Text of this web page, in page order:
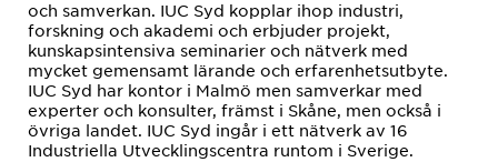
och samverkan. IUC Syd kopplar ihop industri,
forskning och akademi och erbjuder projekt,
kunskapsintensiva seminarier och nätverk med
mycket gemensamt lärande och erfarenhetsutbyte.
IUC Syd har kontor i Malmö men samverkar med
experter och konsulter, främst i Skåne, men också i
övriga landet. IUC Syd ingår i ett nätverk av 16
Industriella Utvecklingscentra runtom i Sverige.